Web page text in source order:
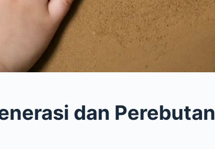
dan Perebutan